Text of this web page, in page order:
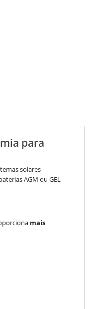
para
solares
AGM ou GEL
mais